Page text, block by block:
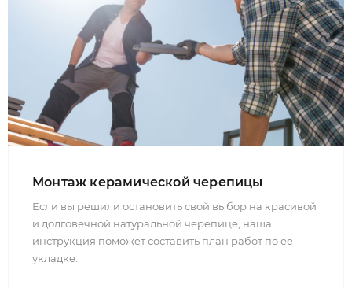
Монтаж керамической черепицы
Если вы решили остановить свой выбор на красивой
и долговечной натуральной черепице, наша
инструкция поможет составить план работ по ее
укладке.